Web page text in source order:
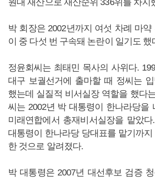
원대 재산으로 재산순위 336위를 차지
박 회장은 2002년까지 여섯 차례 마
이 중 다섯 번 구속돼 논란이 일기도 했
정윤회씨는 최태민 목사의 사위다.
대구 보궐선거에 출마할 때 정씨는
했는데 실질적 비서실장 역할을 했다
씨는 2002년 박 대통령이 한나라당을
미래연합에서 총재비서실장을 맡았
대통령이 한나라당 당대표를 맡기까
한 것으로 알려졌다.
박 대통령은 2007년 대선후보 검증